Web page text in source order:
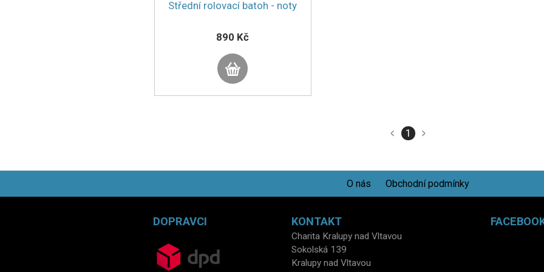
Střední rolovací batoh - noty
890 Kč
1
O nás Obchodní podmínky
DOPRAVCI KONTAKT
Charita Kralupy nad Vltavou
Sokolská 139
Kralupy nad Vltavou